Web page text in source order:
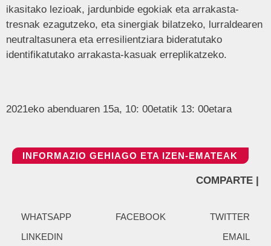
ikasitako lezioak, jardunbide egokiak eta arrakasta-
tresnak ezagutzeko, eta sinergiak bilatzeko, lurraldearen
neutraltasunera eta erresilientziara bideratutako
identifikatutako arrakasta-kasuak erreplikatzeko.
2021eko abenduaren 15a, 10: 00etatik 13: 00etara
INFORMAZIO GEHIAGO ETA IZEN-EMATEAK
COMPARTE |
WHATSAPP FACEBOOK
TWITTER
LINKEDIN
EMAIL